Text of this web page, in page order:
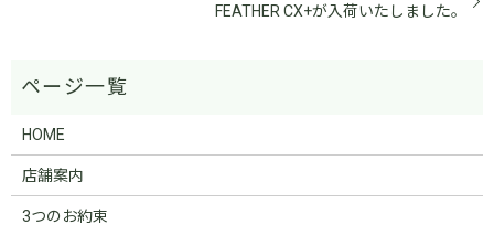
FEATHER CX+が入荷いたしました。
HOME
店舗案内
3つのお約束